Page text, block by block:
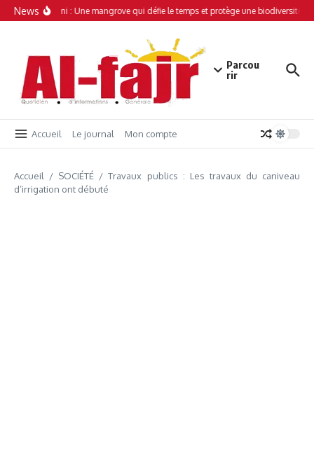
Aller au contenu
News
Simamboini : Une mangrove qui défie le temps et protège une biodiversité
Parcou
rir
Accueil Le journal Mon compte
Accueil / SOCIÉTÉ /Travaux publics : Les travaux du caniveau
d’irrigation ont débuté